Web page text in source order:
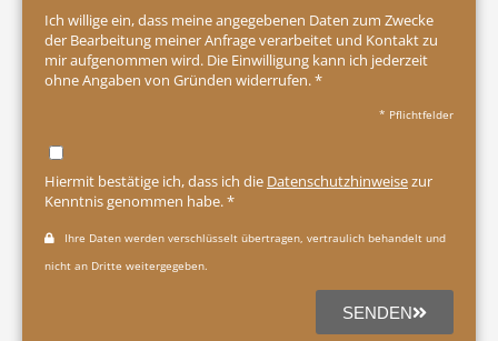
Ich willige ein, dass meine angegebenen Daten zum Zwecke
der Bearbeitung meiner Anfrage verarbeitet und Kontakt zu
mir aufgenommen wird. Die Einwilligung kann ich jederzeit
ohne Angaben von Gründen widerrufen. *
* Pflichtfelder
Hiermit bestätige ich, dass ich die Datenschutzhinweisezur
Kenntnis genommen habe. *
Ihre Daten werden verschlüsselt übertragen, vertraulich behandelt und
nicht an Dritte weitergegeben.
SENDEN